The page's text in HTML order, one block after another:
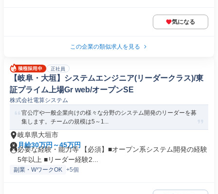
気になる
この企業の類似求人を見る
正社員
【岐阜・大垣】システムエンジニア(リーダークラス)/東
証プライム上場Gr web/オープンSE
株式会社電算システム
官公庁や一般企業向けの様々な分野のシステム開発のリーダーを募
集します。チームの規模は5～1...
岐阜県大垣市
月給30万円～45万円
必要な経験・能力等 【必須】■オープン系システム開発の経験
5年以上 ■リーダー経験2...
副業・WワークOK +5個